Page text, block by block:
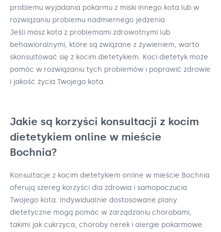
problemu wyjadania pokarmu z miski innego kota lub w
rozwiązaniu problemu nadmiernego jedzenia.
Jeśli masz kota z problemami zdrowotnymi lub
behawioralnymi, które są związane z żywieniem, warto
skonsultować się z kocim dietetykiem. Koci dietetyk może
pomóc w rozwiązaniu tych problemów i poprawić zdrowie
i jakość życia Twojego kota.
Jakie są korzyści konsultacji z kocim
dietetykiem online w mieście
Bochnia?
Konsultacje z kocim dietetykiem online w mieście Bochnia
oferują szereg korzyści dla zdrowia i samopoczucia
Twojego kota. Indywidualnie dostosowane plany
dietetyczne mogą pomóc w zarządzaniu chorobami,
takimi jak cukrzyca, choroby nerek i alergie pokarmowe.